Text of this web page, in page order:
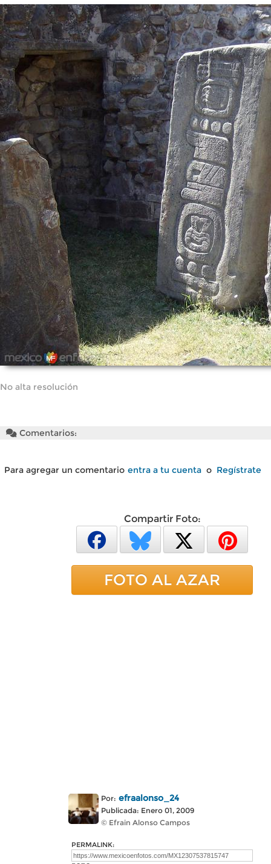
No alta resolución
Comentarios:
Para agregar un comentario entra a tu cuenta o Regístrate
Compartir Foto:
FOTO AL AZAR
Por: efraalonso_24
Publicada: Enero 01, 2009
© Efrain Alonso Campos
PERMALINK: